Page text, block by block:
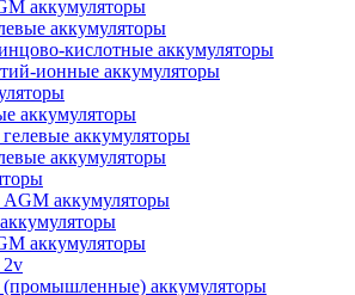
аккумуляторы
аккумуляторы
кислотные аккумуляторы
ионные аккумуляторы
аккумуляторы
аккумуляторы
аккумуляторы
аккумуляторы
аккумуляторы
2v
аккумуляторы